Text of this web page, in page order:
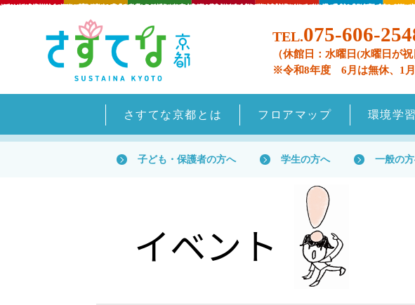
TEL.075-606-
（休館日：水曜日(水曜日が
※令和8年度 6月は無休、1月
さすてな京都とは フロアマップ 環境学
子ども・保護者の方へ 学生の方へ 一般の
イベント